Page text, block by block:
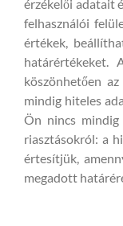
érzékelői adatait
felhasználói
értékek,
határértékeket.
köszönhetően
mindig hiteles
Ön nincs
riasztásokról: a
értesítjük,
megadott